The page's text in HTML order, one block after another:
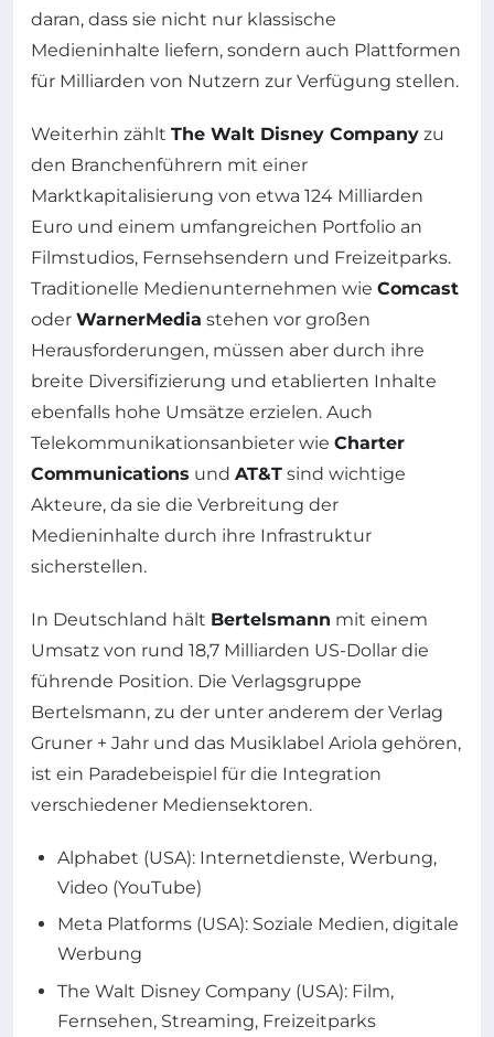
daran, dass sie nicht nur klassische
Medieninhalte liefern, sondern auch Plattformen
für Milliarden von Nutzern zur Verfügung stellen.
Weiterhin zählt The Walt Disney Company zu
den Branchenführern mit einer
Marktkapitalisierung von etwa 124 Milliarden
Euro und einem umfangreichen Portfolio an
Filmstudios, Fernsehsendern und Freizeitparks.
Traditionelle Medienunternehmen wie Comcast
oder WarnerMedia stehen vor großen
Herausforderungen, müssen aber durch ihre
breite Diversifizierung und etablierten Inhalte
ebenfalls hohe Umsätze erzielen. Auch
Telekommunikationsanbieter wie Charter
Communications und AT&T sind wichtige
Akteure, da sie die Verbreitung der
Medieninhalte durch ihre Infrastruktur
sicherstellen.
In Deutschland hält Bertelsmann mit einem
Umsatz von rund 18,7 Milliarden US-Dollar die
führende Position. Die Verlagsgruppe
Bertelsmann, zu der unter anderem der Verlag
Gruner + Jahr und das Musiklabel Ariola gehören,
ist ein Paradebeispiel für die Integration
verschiedener Mediensektoren.
Alphabet (USA): Internetdienste, Werbung,
Video (YouTube)
Meta Platforms (USA): Soziale Medien, digitale
Werbung
The Walt Disney Company (USA): Film,
Fernsehen, Streaming, Freizeitparks